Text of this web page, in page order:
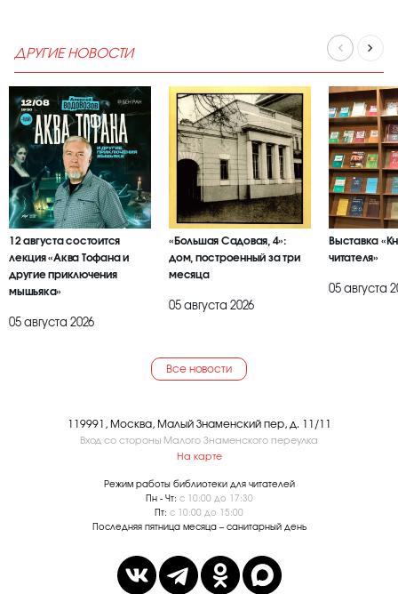
ДРУГИЕ НОВОСТИ
12 августа состоится
лекция «Аква Тофана и
другие приключения
мышьяка»
05 августа 2026
«Большая Садовая, 4»:
дом, построенный за три
месяца
05 августа 2026
Выставка
читателя»
05 августа
Все новости
119991, Москва, Малый Знаменский пер, д. 11/11
Вход со стороны Малого Знаменского переулка
На карте
Режим работы библиотеки для читателей
Пн - Чт: с 10:00 до 17:30
Пт: с 10:00 до 15:00
Последняя пятница месяца – санитарный день